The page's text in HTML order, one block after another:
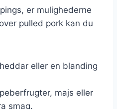
er mulighederne
pulled pork kan du
eller en blanding
majs eller
smag.